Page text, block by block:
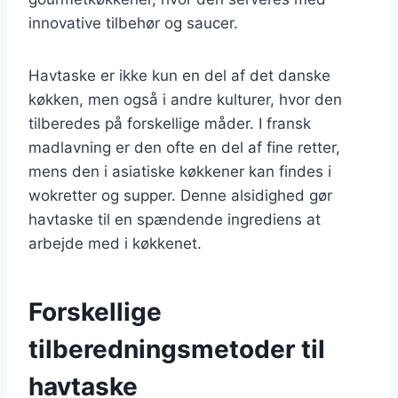
innovative tilbehør og saucer.
Havtaske er ikke kun en del af det danske
køkken, men også i andre kulturer, hvor den
tilberedes på forskellige måder. I fransk
madlavning er den ofte en del af fine retter,
mens den i asiatiske køkkener kan findes i
wokretter og supper. Denne alsidighed gør
havtaske til en spændende ingrediens at
arbejde med i køkkenet.
Forskellige
tilberedningsmetoder til
havtaske